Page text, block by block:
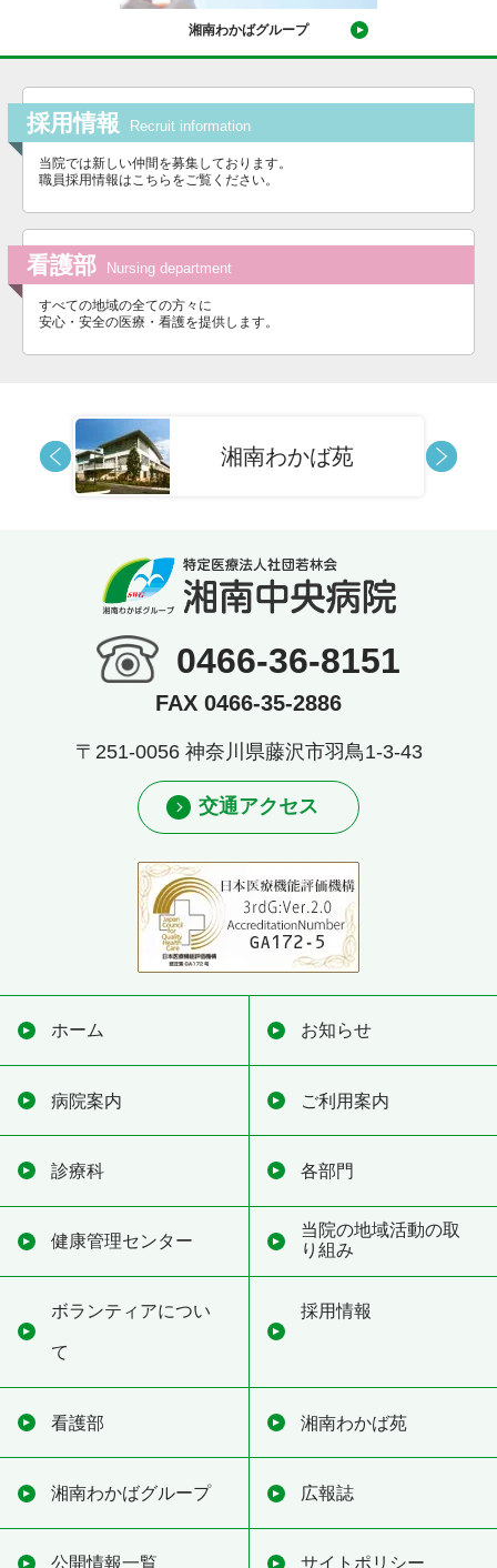
湘南わかばグループ
採用情報 Recruit information
当院では新しい仲間を募集しております。
職員採用情報はこちらをご覧ください。
看護部 Nursing department
すべての地域の全ての方々に
安心・安全の医療・看護を提供します。
湘南わかば苑
0466-36-8151
FAX 0466-35-2886
〒251-0056 神奈川県藤沢市羽鳥1-3-43
交通アクセス
ホーム お知らせ
病院案内 ご利用案内
診療科 各部門
健康管理センター
当院の地域活動の取
り組み
ボランティアについ
て
採用情報
看護部 湘南わかば苑
湘南わかばグループ 広報誌
公開情報一覧 サイトポリシー